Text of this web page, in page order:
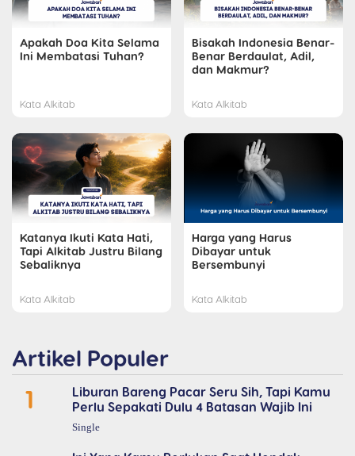
Apakah Doa Kita Selama
Ini Membatasi Tuhan?
Kata Alkitab
Bisakah Indonesia Benar-
Benar Berdaulat, Adil,
dan Makmur?
Kata Alkitab
Katanya Ikuti Kata Hati,
Tapi Alkitab Justru Bilang
Sebaliknya
Kata Alkitab
Harga yang Harus
Dibayar untuk
Bersembunyi
Kata Alkitab
Artikel Populer
1
Liburan Bareng Pacar Seru Sih, Tapi Kamu
Perlu Sepakati Dulu 4 Batasan Wajib Ini
Single